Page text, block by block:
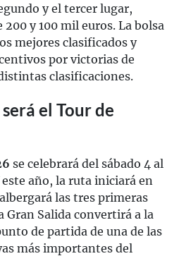
y el tercer lugar,
y 100 mil euros. La bolsa
mejores clasificados y
por victorias de
clasificaciones.
el Tour de
se celebrará del sábado 4 al
año, la ruta iniciará en
las tres primeras
Gran Salida convertirá a la
de partida de una de las
más importantes del